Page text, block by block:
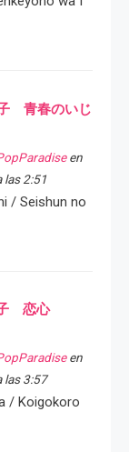
子 青春のいじ
en
las 2:51
/ Seishun no
子 恋心
en
las 3:57
/ Koigokoro